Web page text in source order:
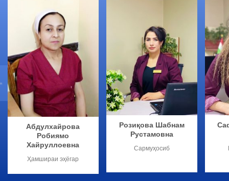
Абдулхайрова
Робиямо
Хайруллоевна
Ҳамшираи эҳёгар
Розиқова Шабнам
Рустамовна
Сармуҳосиб